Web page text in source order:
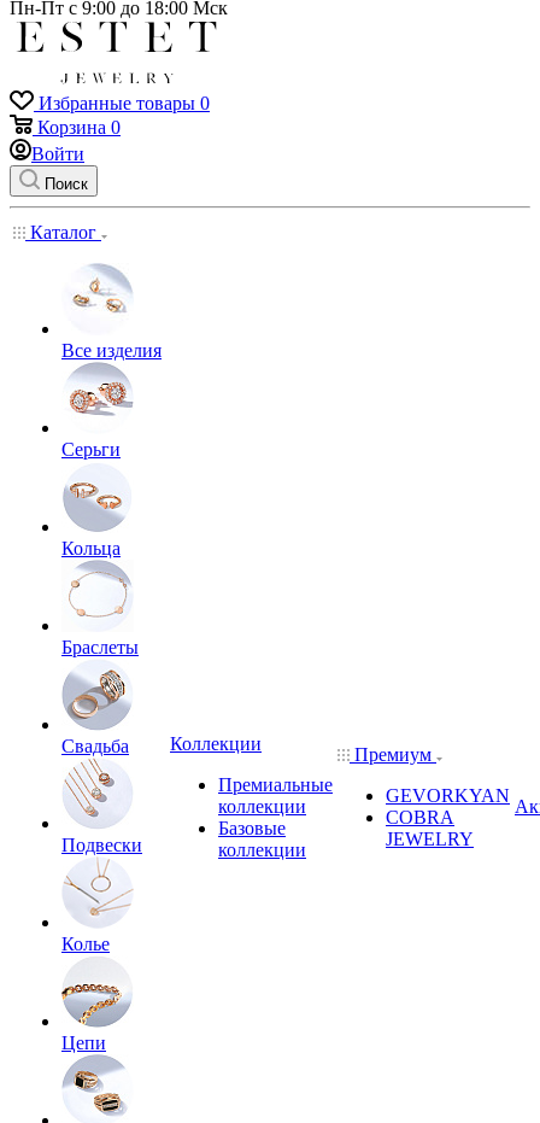
Пн-Пт с 9:00 до 18:00 Мск
Избранные товары 0
Корзина 0
Войти
Поиск
Каталог
Все изделия
Серьги
Кольца
Браслеты
Свадьба
Подвески
Колье
Цепи
Коллекции
Премиальные
коллекции
Базовые
коллекции
Премиум
GEVORKYAN
COBRA
JEWELRY